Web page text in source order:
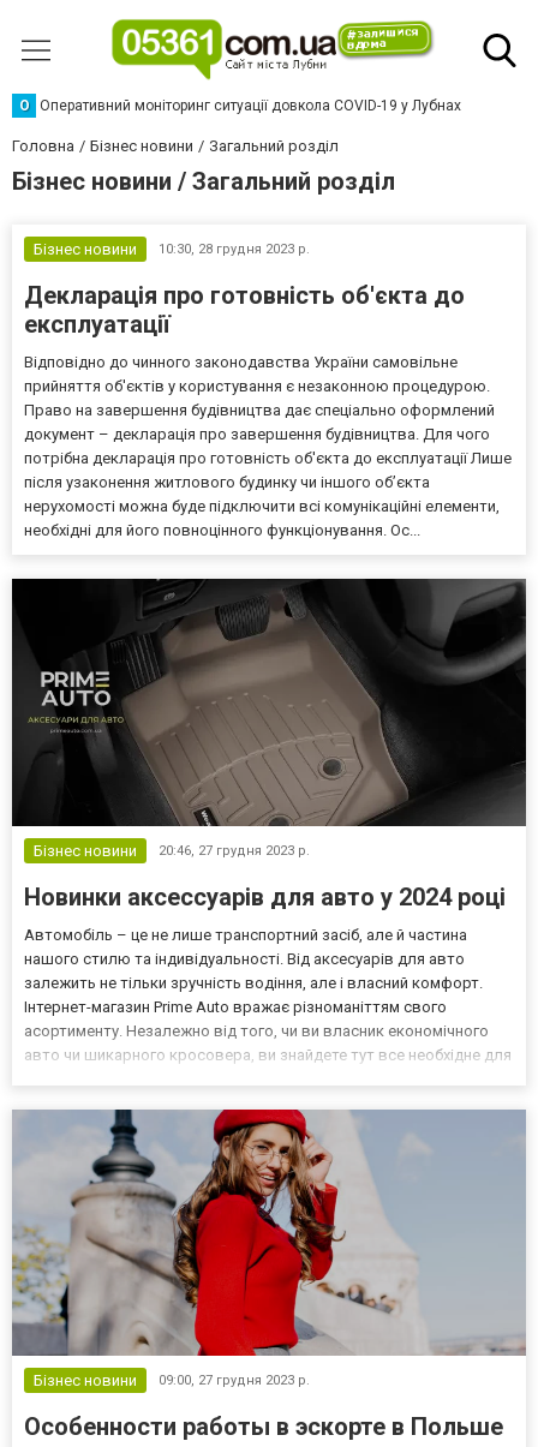
О Оперативний моніторинг ситуації довкола COVID-19 у Лубнах
Головна Бізнес новини Загальний розділ
Бізнес новини / Загальний розділ
Бізнес новини 10:30, 28 грудня 2023 р.
Декларація про готовність об'єкта до
експлуатації
Відповідно до чинного законодавства України самовільне
прийняття об'єктів у користування є незаконною процедурою.
Право на завершення будівництва дає спеціально оформлений
документ – декларація про завершення будівництва. Для чого
потрібна декларація про готовність об'єкта до експлуатації Лише
після узаконення житлового будинку чи іншого об’єкта
нерухомості можна буде підключити всі комунікаційні елементи,
необхідні для його повноцінного функціонування. Ос...
Бізнес новини 20:46, 27 грудня 2023 р.
Новинки аксессуарів для авто у 2024 році
Автомобіль – це не лише транспортний засіб, але й частина
нашого стилю та індивідуальності. Від аксесуарів для авто
залежить не тільки зручність водіння, але і власний комфорт.
Інтернет-магазин Prime Auto вражає різноманіттям свого
асортименту. Незалежно від того, чи ви власник економічного
авто чи шикарного кросовера, ви знайдете тут все необхідне для
Бізнес новини 09:00, 27 грудня 2023 р.
Особенности работы в эскорте в Польше